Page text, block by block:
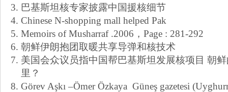
巴基斯坦核专家披露中国援核细节
Chinese N-shopping mall helped Pak
Memoirs of Musharraf .2006，Page : 281-292
朝鲜伊朗抱团取暖共享导弹和核技术
美国会众议员指中国帮巴基斯坦发展核项目 朝
里？
Görev Aşkı –Ömer Özkaya Güneş gazetesi